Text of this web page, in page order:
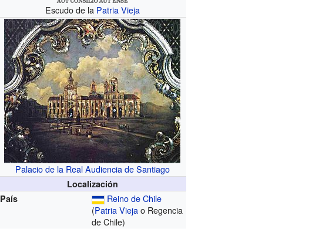
Escudo de la Patria Vieja
Palacio de la Real Audiencia de Santiago
Localización
País
Reino de Chile
(Patria Viejao Regencia
de Chile)